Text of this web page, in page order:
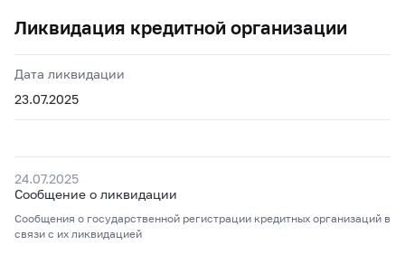
Ликвидация кредитной организации
Дата ликвидации
23.07.2025
24.07.2025
Сообщение о ликвидации
Сообщения о государственной регистрации кредитных организаций в
связи с их ликвидацией